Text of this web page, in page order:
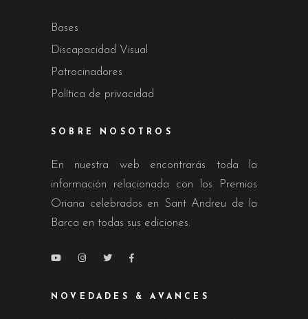
Bases
Discapacidad Visual
Patrocinadores
Política de privacidad
SOBRE NOSOTROS
En nuestra web encontrarás toda la
información relacionada con los Premios
Oriana celebrados en Sant Andreu de la
Barca en todas sus ediciones.
NOVEDADES & AVANCES